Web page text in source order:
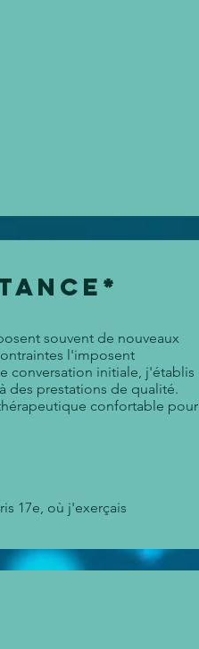
souvent de nouveaux
l'imposent
conversation initiale, j'établis
des prestations de qualité.
confortable pour
17e, où j'exerçais